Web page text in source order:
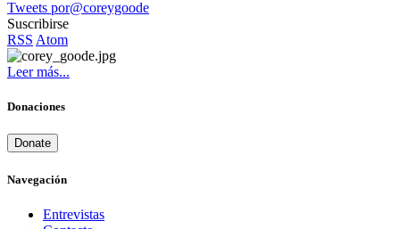
Tweets por@coreygoode
Suscribirse
RSS Atom
Leer más...
Donaciones
Donate
Navegación
Entrevistas